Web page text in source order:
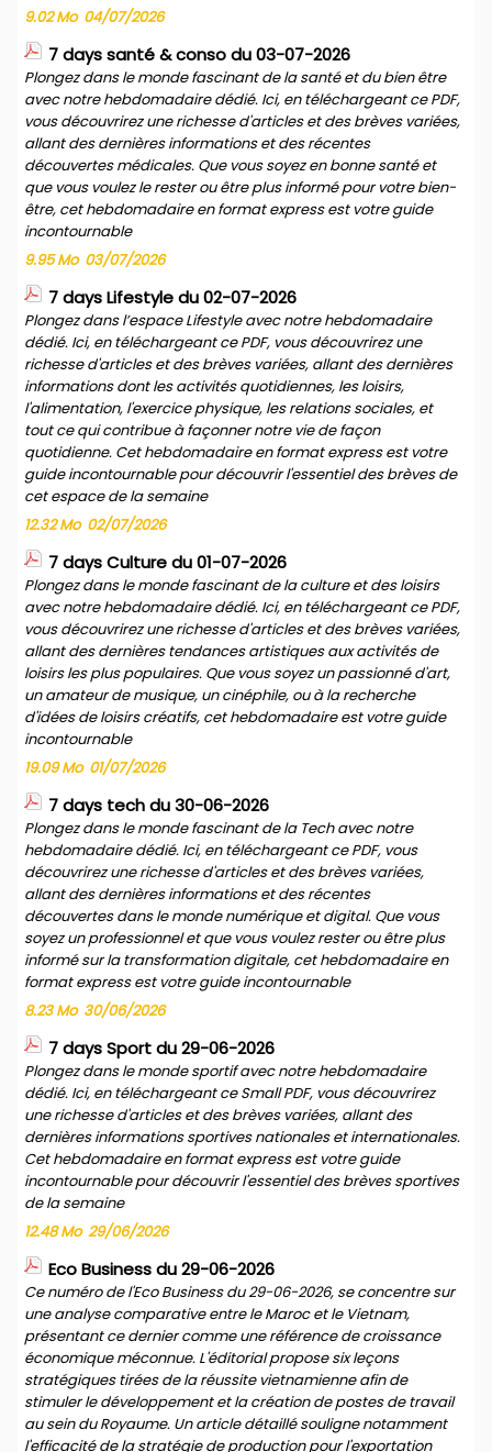
9.02 Mo 04/07/2026
7 days santé & conso du 03-07-2026
Plongez dans le monde fascinant de la santé et du bien être
avec notre hebdomadaire dédié. Ici, en téléchargeant ce PDF,
vous découvrirez une richesse d'articles et des brèves variées,
allant des dernières informations et des récentes
découvertes médicales. Que vous soyez en bonne santé et
que vous voulez le rester ou être plus informé pour votre bien-
être, cet hebdomadaire en format express est votre guide
incontournable
9.95 Mo 03/07/2026
7 days Lifestyle du 02-07-2026
Plongez dans l’espace Lifestyle avec notre hebdomadaire
dédié. Ici, en téléchargeant ce PDF, vous découvrirez une
richesse d'articles et des brèves variées, allant des dernières
informations dont les activités quotidiennes, les loisirs,
l'alimentation, l'exercice physique, les relations sociales, et
tout ce qui contribue à façonner notre vie de façon
quotidienne. Cet hebdomadaire en format express est votre
guide incontournable pour découvrir l'essentiel des brèves de
cet espace de la semaine
12.32 Mo 02/07/2026
7 days Culture du 01-07-2026
Plongez dans le monde fascinant de la culture et des loisirs
avec notre hebdomadaire dédié. Ici, en téléchargeant ce PDF,
vous découvrirez une richesse d'articles et des brèves variées,
allant des dernières tendances artistiques aux activités de
loisirs les plus populaires. Que vous soyez un passionné d'art,
un amateur de musique, un cinéphile, ou à la recherche
d'idées de loisirs créatifs, cet hebdomadaire est votre guide
incontournable
19.09 Mo 01/07/2026
7 days tech du 30-06-2026
Plongez dans le monde fascinant de la Tech avec notre
hebdomadaire dédié. Ici, en téléchargeant ce PDF, vous
découvrirez une richesse d'articles et des brèves variées,
allant des dernières informations et des récentes
découvertes dans le monde numérique et digital. Que vous
soyez un professionnel et que vous voulez rester ou être plus
informé sur la transformation digitale, cet hebdomadaire en
format express est votre guide incontournable
8.23 Mo 30/06/2026
7 days Sport du 29-06-2026
Plongez dans le monde sportif avec notre hebdomadaire
dédié. Ici, en téléchargeant ce Small PDF, vous découvrirez
une richesse d'articles et des brèves variées, allant des
dernières informations sportives nationales et internationales.
Cet hebdomadaire en format express est votre guide
incontournable pour découvrir l'essentiel des brèves sportives
de la semaine
12.48 Mo 29/06/2026
Eco Business du 29-06-2026
Ce numéro de l'Eco Business du 29-06-2026, se concentre sur
une analyse comparative entre le Maroc et le Vietnam,
présentant ce dernier comme une référence de croissance
économique méconnue. L'éditorial propose six leçons
stratégiques tirées de la réussite vietnamienne afin de
stimuler le développement et la création de postes de travail
au sein du Royaume. Un article détaillé souligne notamment
l'efficacité de la stratégie de production pour l'exportation